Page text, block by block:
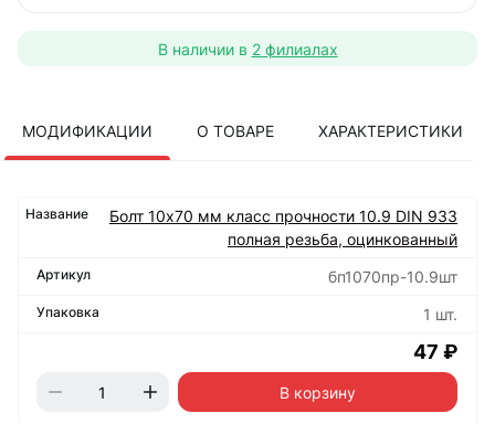
В наличии в 2 филиалах
МОДИФИКАЦИИ О ТОВАРЕ ХАРАКТЕРИСТИКИ
Болт 10х70 мм класс прочности 10.9 DIN 933
полная резьба, оцинкованный
бп1070пр-10.9шт
1 шт.
47 ₽
В корзину